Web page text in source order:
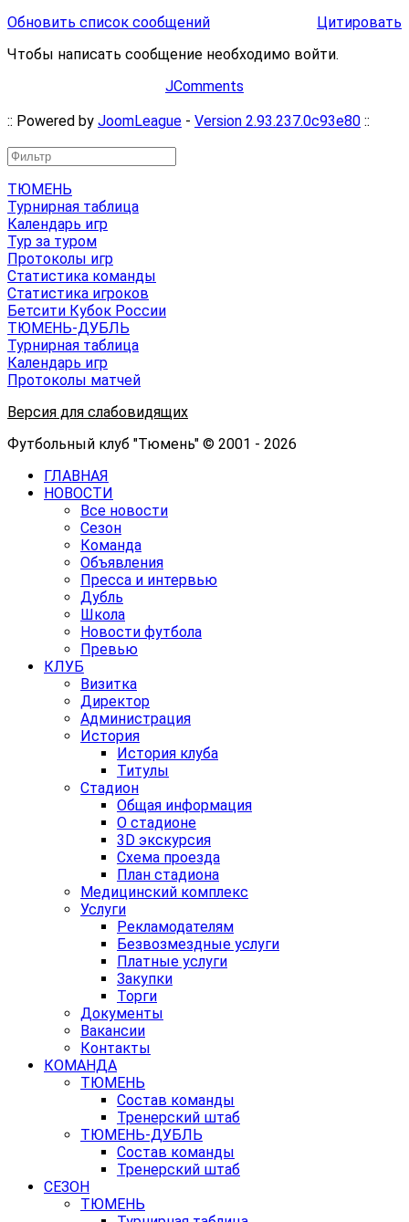
Цитировать
Обновить список сообщений
Чтобы написать сообщение необходимо войти.
JComments
:: Powered by JoomLeague - Version 2.93.237.0c93e80 ::
ТЮМЕНЬ
Турнирная таблица
Календарь игр
Тур за туром
Протоколы игр
Статистика команды
Статистика игроков
Бетсити Кубок России
ТЮМЕНЬ-ДУБЛЬ
Турнирная таблица
Календарь игр
Протоколы матчей
Версия для слабовидящих
Футбольный клуб "Тюмень" © 2001 - 2026
ГЛАВНАЯ
НОВОСТИ
Все новости
Сезон
Команда
Объявления
Пресса и интервью
Дубль
Школа
Новости футбола
Превью
КЛУБ
Визитка
Директор
Администрация
История
История клуба
Титулы
Стадион
Общая информация
О стадионе
3D экскурсия
Схема проезда
План стадиона
Медицинский комплекс
Услуги
Рекламодателям
Безвозмездные услуги
Платные услуги
Закупки
Торги
Документы
Вакансии
Контакты
КОМАНДА
ТЮМЕНЬ
Состав команды
Тренерский штаб
ТЮМЕНЬ-ДУБЛЬ
Состав команды
Тренерский штаб
СЕЗОН
ТЮМЕНЬ